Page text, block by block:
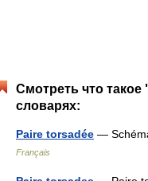
Смотреть что
словарях:
Paire torsadée —
Français